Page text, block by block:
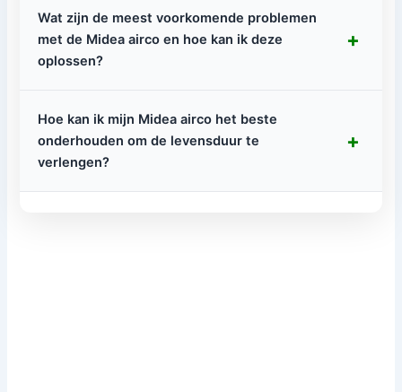
Wat zijn de meest voorkomende problemen
met de Midea airco en hoe kan ik deze
oplossen?
+
Hoe kan ik mijn Midea airco het beste
onderhouden om de levensduur te
verlengen?
+